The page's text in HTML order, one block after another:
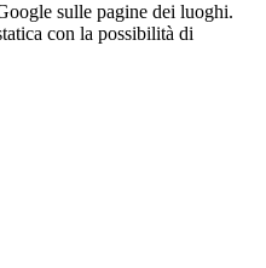
sulle pagine dei luoghi.
con la possibilità di